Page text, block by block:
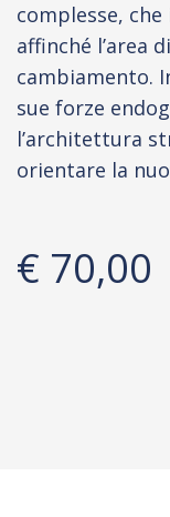
complesse, che
affinché l’area
cambiamento.
sue forze
l’architettura
orientare la
€ 70,00